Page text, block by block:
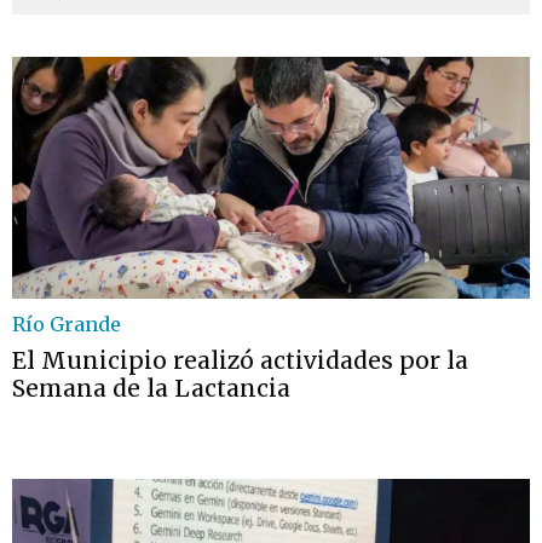
Río Grande
El Municipio realizó actividades por la
Semana de la Lactancia